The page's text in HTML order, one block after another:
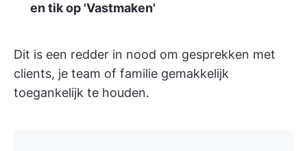
en tik op 'Vastmaken'
Dit is een redder in nood om gesprekken met
clients, je team of familie gemakkelijk
toegankelijk te houden.